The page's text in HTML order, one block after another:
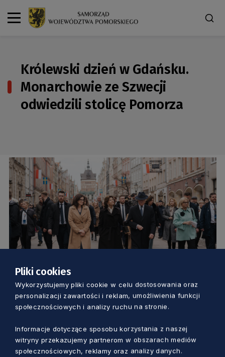
Królewski dzień w Gdańsku.
Monarchowie ze Szwecji
odwiedzili stolicę Pomorza
SAMORZĄD
Królewski dzień w Gdańsku.
stolicę Pomorza
Anna Skrzynecka 4 miesiące temu
Pliki cookies
Wykorzystujemy pliki cookie w celu dostosowania oraz
personalizacji zawartości i reklam, umożliwienia funkcji
społecznościowych i analizy ruchu na stronie.
Informacje dotyczące sposobu korzystania z naszej
witryny przekazujemy partnerom w obszarach mediów
społecznościowych, reklamy oraz analizy danych.